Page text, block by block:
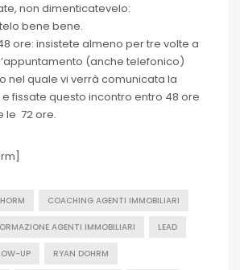
non dimenticatevelo:
bene bene.
ore: insistete almeno per tre volte a
(anche telefonico)
nel quale vi verrà comunicata la
fissate questo incontro entro 48 ore
le 72 ore.
COACHING AGENTI IMMOBILIARI
AGENTI IMMOBILIARI LEAD
UP RYAN DOHRM